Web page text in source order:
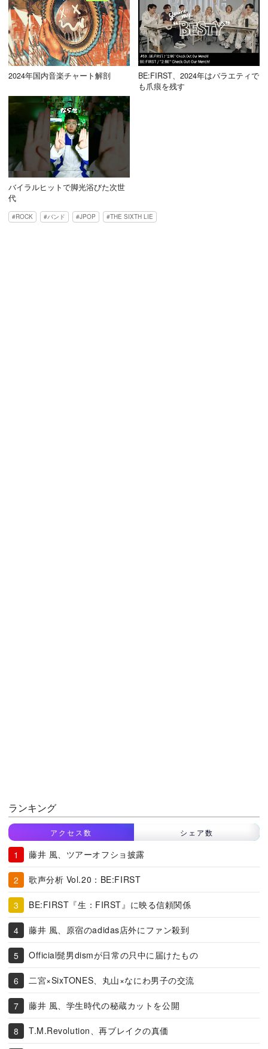
2024年国内音楽チャート解剖
BE:FIRST、2024年はバラエティで
も爪痕を残す
バイラルヒットで脚光浴びた次世
代
ROCK バンド JPOP THE SIXTH LIE
ランキング
アクセス数 シェア数
藤井 風、ツアーオフショ披露
歌声分析 Vol.20：BE:FIRST
BE:FIRST『生：FIRST』に映る信頼関係
藤井 風、原宿のadidas店外にファン殺到
Official髭男dismが日常の只中に届けたもの
二宮×SixTONES、丸山×なにわ男子の交流
藤井 風、学生時代の秘蔵カットを公開
T.M.Revolution、再ブレイクの真価